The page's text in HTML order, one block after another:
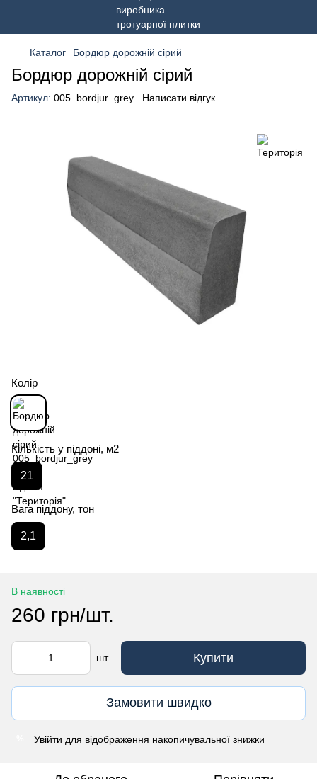
Каталог Бордюр дорожній сірий
Бордюр дорожній сірий
Артикул: 005_bordjur_grey Написати відгук
Колір
Кількість у піддоні, м2
21
Вага піддону, тон
2,1
В наявності
260 грн/шт.
шт. Купити
Замовити швидко
Увійти для відображення накопичувальної знижки